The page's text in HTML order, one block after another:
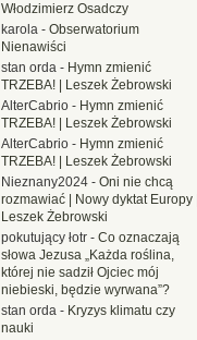
Włodzimierz Osadczy
karola - Obserwatorium
Nienawiści
stan orda - Hymn zmienić
TRZEBA! | Leszek Żebrowski
AlterCabrio - Hymn zmienić
TRZEBA! | Leszek Żebrowski
AlterCabrio - Hymn zmienić
TRZEBA! | Leszek Żebrowski
Nieznany2024 - Oni nie chcą
rozmawiać | Nowy dyktat Europy |
Leszek Żebrowski
pokutujący łotr - Co oznaczają
słowa Jezusa „Każda roślina,
której nie sadził Ojciec mój
niebieski, będzie wyrwana”?
stan orda - Kryzys klimatu czy
nauki